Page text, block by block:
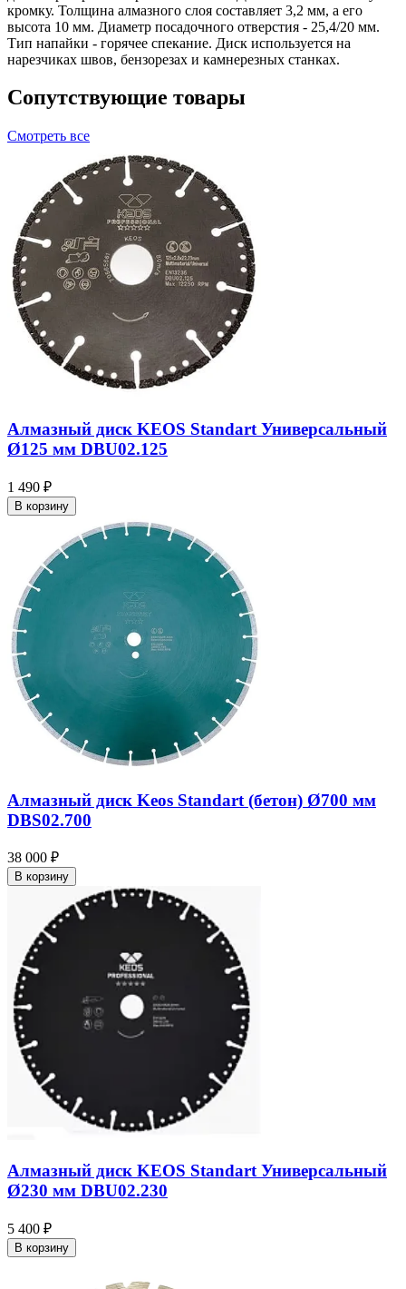
кромку. Толщина алмазного слоя составляет 3,2 мм, а его
высота 10 мм. Диаметр посадочного отверстия - 25,4/20 мм.
Тип напайки - горячее спекание. Диск используется на
нарезчиках швов, бензорезах и камнерезных станках.
Сопутствующие товары
Смотреть все
Алмазный диск KEOS Standart Универсальный
Ø125 мм DBU02.125
1 490 ₽
В корзину
Алмазный диск Keos Standart (бетон) Ø700 мм
DBS02.700
38 000 ₽
В корзину
Алмазный диск KEOS Standart Универсальный
Ø230 мм DBU02.230
5 400 ₽
В корзину